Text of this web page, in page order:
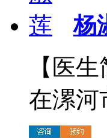
杨
【医
在漯河